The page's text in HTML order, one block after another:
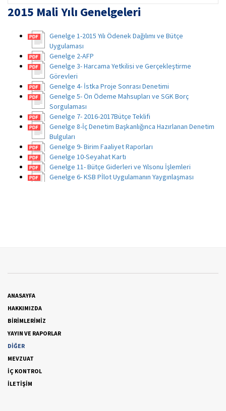
2015 Mali Yılı Genelgeleri
Genelge 1-2015 Yılı Ödenek Dağılımı ve Bütçe
Uygulaması
Genelge 2-AFP
Genelge 3- Harcama Yetkilisi ve Gerçekleştirme
Görevleri
Genelge 4- İstka Proje Sonrası Denetimi
Genelge 5- Ön Ödeme Mahsupları ve SGK Borç
Sorgulaması
Genelge 7- 2016-2017Bütçe Teklifi
Genelge 8-İç Denetim Başkanlığınca Hazırlanan Denetim
Bulguları
Genelge 9- Birim Faaliyet Raporları
Genelge 10-Seyahat Kartı
Genelge 11- Bütçe Giderleri ve Yılsonu İşlemleri
Genelge 6- KSB Pİlot Uygulamanın Yaygınlaşması
ANASAYFA
HAKKIMIZDA
BİRİMLERİMİZ
YAYIN VE RAPORLAR
DİĞER
MEVZUAT
İÇ KONTROL
İLETİŞİM